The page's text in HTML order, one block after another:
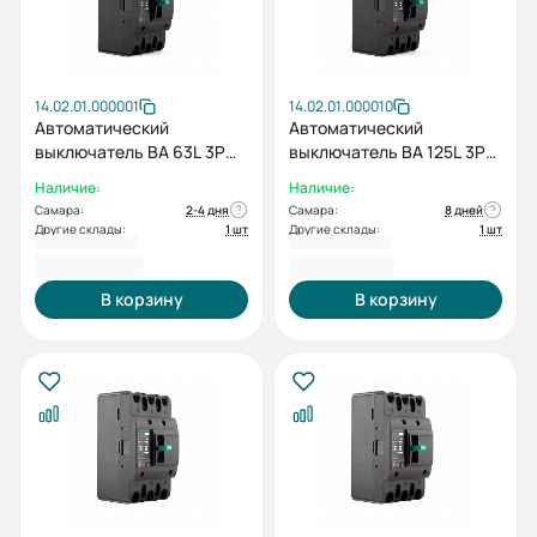
14.02.01.000001
Автоматический
выключатель ВА 63L 3P
Наличие:
Самара:
2-4 дня
Другие склады:
1 шт
В корзину
14.02.01.000010
Автоматический
выключатель ВА 125L 3P
Наличие:
Самара:
8 дней
Другие склады:
1 шт
В корзину